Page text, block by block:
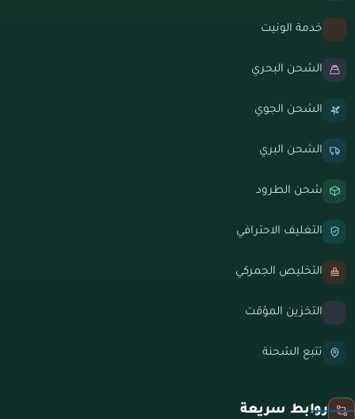
خدمة الونيت
الشحن البحري
الشحن الجوي
الشحن البري
شحن الطرود
التغليف الاحترافي
التخليص الجمركي
التخزين المؤقت
تتبع الشحنة
روابط سريعة